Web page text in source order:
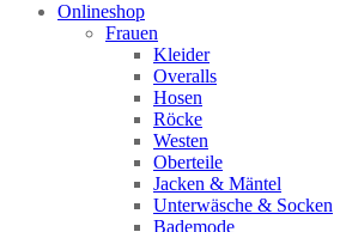
Onlineshop
Frauen
Kleider
Overalls
Hosen
Röcke
Westen
Oberteile
Jacken & Mäntel
Unterwäsche & Socken
Bademode